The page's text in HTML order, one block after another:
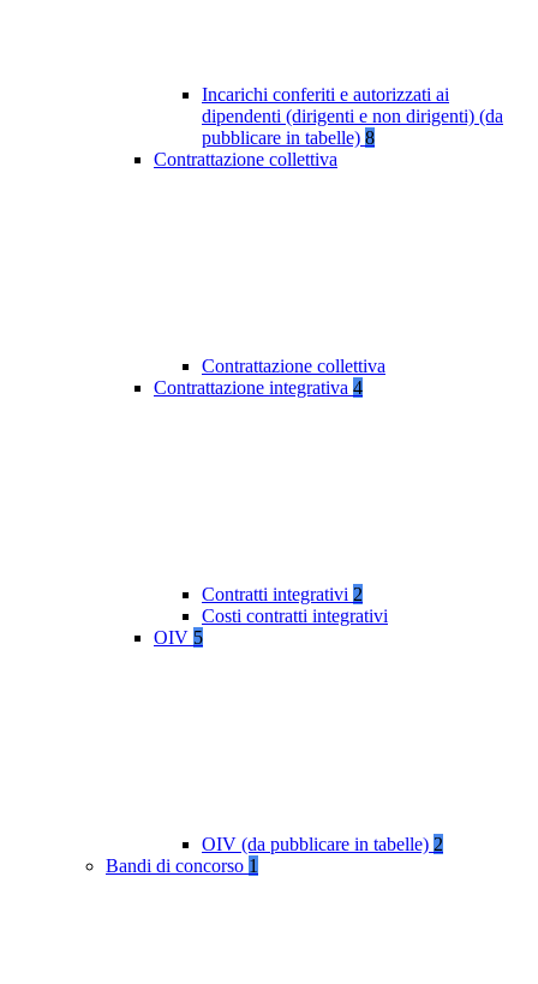
Incarichi conferiti e autorizzati ai
dipendenti (dirigenti e non dirigenti) (da
pubblicare in tabelle) 8
Contrattazione collettiva
Contrattazione collettiva
Contrattazione integrativa 4
Contratti integrativi 2
Costi contratti integrativi
OIV 5
OIV (da pubblicare in tabelle) 2
Bandi di concorso 1